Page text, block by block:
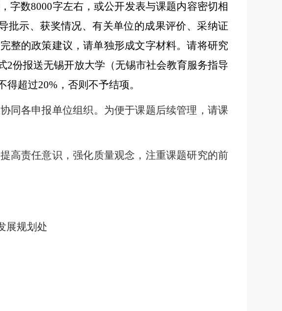
字数8000字左右，或公开发表与课题内容密切相
批示、获奖情况、有关单位的成果评价、采纳证
整的政策建议，请单独形成文字材料。请将研究
2份报送无锡开放大学（无锡市社会教育服务指导
得超过20% ，否则不予结项。
同各申报单位组织。为便于课题后续管理，请课
高责任意识，强化质量观念，注重课题研究的前
展规划处